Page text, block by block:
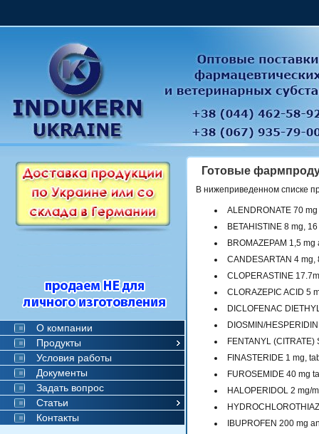
О компании
Продукты
Условия работы
Документы
Задать вопрос
Статьи
Контакты
Готовые
В нижеприведенном списке
ALENDRONATE 70
BETAHISTINE 8 mg,
BROMAZEPAM 1,5
CANDESARTAN 4 mg,
CLOPERASTINE
CLORAZEPIC ACID 5
DICLOFENAC
DIOSMIN/
FENTANYL
FINASTERIDE 1 mg,
FUROSEMIDE 40 mg
HALOPERIDOL 2 mg/
IBUPROFEN 200 mg